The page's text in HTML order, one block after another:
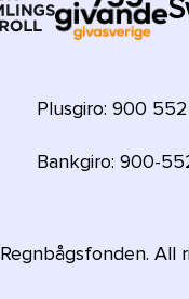
Plusgiro: 900
Bankgiro: 900-
Regnbågsfonden. All